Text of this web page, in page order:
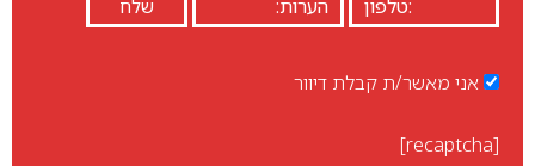
אני מאשר/ת קבלת דיוור
[recaptcha]